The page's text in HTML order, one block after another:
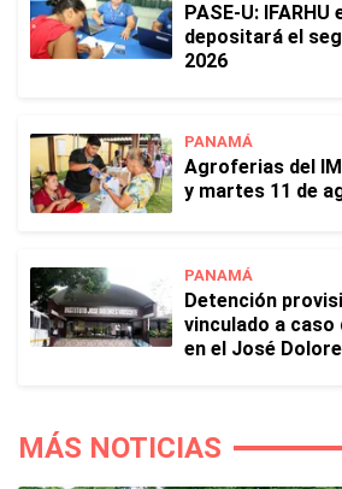
PASE-U:
depositará el
2026
PANAMÁ
Agroferias del
y martes 11 de
PANAMÁ
Detención
vinculado a caso
en el José
MÁS NOTICIAS